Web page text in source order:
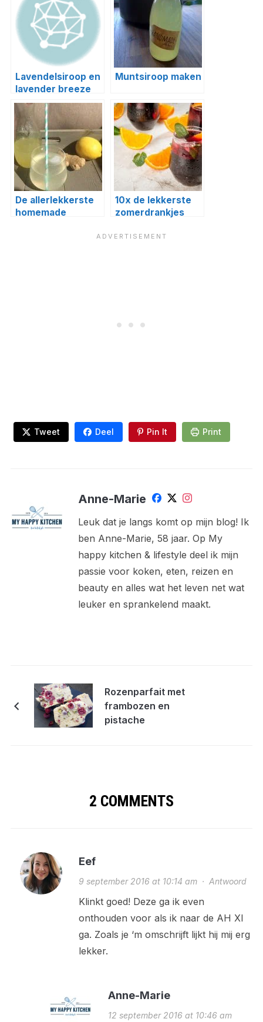
Lavendelsiroop en
lavender breeze
cocktail
Muntsiroop maken
De allerlekkerste
homemade
10x de lekkerste
zomerdrankjes
Tweet Deel Pin It Print
Anne-Marie
Leuk dat je langs komt op mijn blog! Ik
ben Anne-Marie, 58 jaar. Op My
happy kitchen & lifestyle deel ik mijn
passie voor koken, eten, reizen en
beauty en alles wat het leven net wat
leuker en sprankelend maakt.
Rozenparfait met
frambozen en
pistache
2 COMMENTS
Eef
9 september 2016 at 10:14 am· Antwoord
Klinkt goed! Deze ga ik even
onthouden voor als ik naar de AH Xl
ga. Zoals je ‘m omschrijft lijkt hij mij erg
lekker.
Anne-Marie
12 september 2016 at 10:46 am